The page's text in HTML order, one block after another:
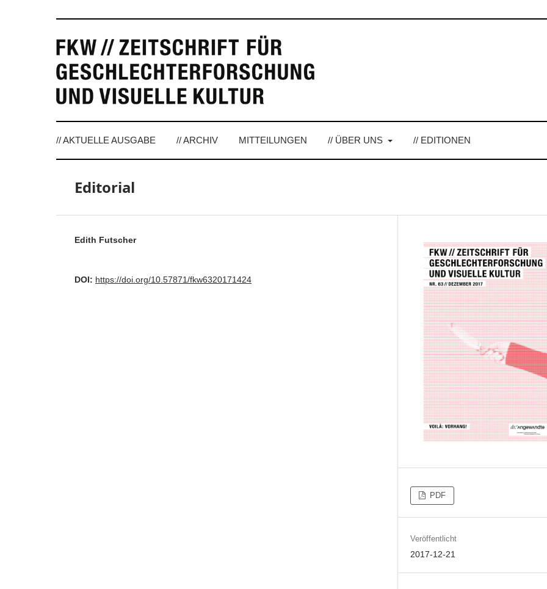
// AKTUELLE AUSGABE // ARCHIV MITTEILUNGEN // ÜBER UNS // EDITIONEN
Editorial
Edith Futscher
DOI: https://doi.org/10.57871/fkw6320171424
PDF
Veröffentlicht
2017-12-21